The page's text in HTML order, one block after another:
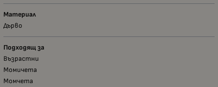
Материал
Дърво
Подходящ за
Възрастни
Момичета
Момчета